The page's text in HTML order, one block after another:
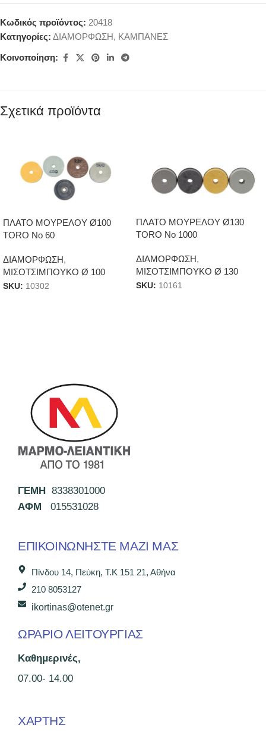
Κωδικός προϊόντος: 20418
Κατηγορίες: ΔΙΑΜΟΡΦΩΣΗ, ΚΑΜΠΑΝΕΣ
Κοινοποίηση:
Σχετικά προϊόντα
ΠΛΑΤΟ ΜΟΥΡΕΛΟΥ Ø100
TORO No 60
ΔΙΑΜΟΡΦΩΣΗ,
ΜΙΣΟΤΣΙΜΠΟΥΚΟ Ø 100
SKU: 10302
ΠΛΑΤΟ ΜΟΥΡΕΛΟΥ Ø130
TORO No 1000
ΔΙΑΜΟΡΦΩΣΗ,
ΜΙΣΟΤΣΙΜΠΟΥΚΟ Ø 130
SKU: 10161
ΓΕΜΗ 8338301000
ΑΦΜ 015531028
ΕΠΙΚΟΙΝΩΝΉΣΤΕ ΜΑΖΊ ΜΑΣ
Πίνδου 14, Πεύκη, Τ.Κ 151 21, Αθήνα
210 8053127
ikortinas@otenet.gr
ΩΡΑΡΙΟ ΛΕΙΤΟΥΡΓΙΑΣ
Καθημερινές,
07.00- 14.00
ΧΑΡΤΗΣ